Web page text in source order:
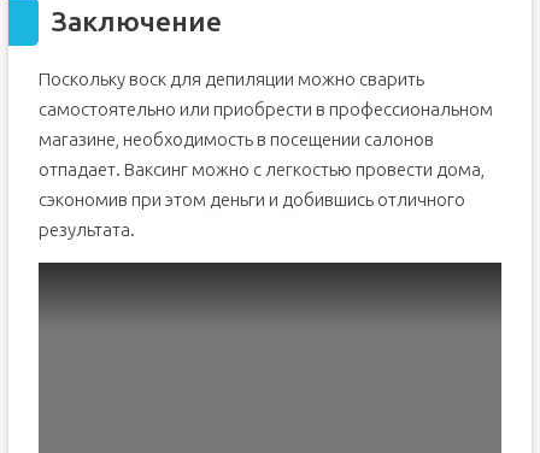
Заключение
Поскольку воск для депиляции можно сварить
самостоятельно или приобрести в профессиональном
магазине, необходимость в посещении салонов
отпадает. Ваксинг можно с легкостью провести дома,
сэкономив при этом деньги и добившись отличного
результата.